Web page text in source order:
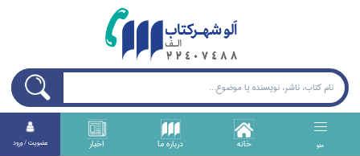
منو خانه درباره ما اخبار عضويت / ورود